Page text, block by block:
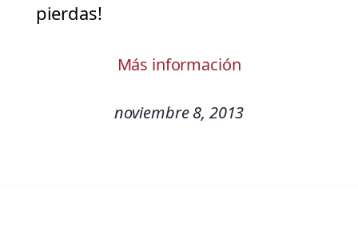
pierdas!
Más información
noviembre 8, 2013